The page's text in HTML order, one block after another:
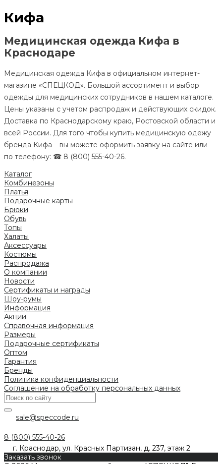
Кифа
Медицинская одежда Кифа в
Краснодаре
Медицинская одежда Кифа в официальном интернет-
магазине «СПЕЦКОД». Большой ассортимент и выбор
одежды для медицинских сотрудников в нашем каталоге.
Цены указаны с учетом распродаж и действующих скидок.
Доставка по Краснодарскому краю, Ростовской области и
всей России. Для того чтобы купить медицинскую одежу
бренда Кифа – вы можете оформить заявку на сайте или
по телефону: ☎ 8 (800) 555-40-26.
Каталог
Комбинезоны
Платья
Подарочные карты
Брюки
Обувь
Топы
Халаты
Аксессуары
Костюмы
Распродажа
О компании
Новости
Сертификаты и награды
Шоу-румы
Информация
Акции
Справочная информация
Размеры
Подарочные сертификаты
Оптом
Гарантия
Бренды
Политика конфиденциальности
Соглашение на обработку персональных данных
sale@speccode.ru
8 (800) 555-40-26
г. Краснодар, ул. Красных Партизан, д. 237, этаж 2
Заказать звонок